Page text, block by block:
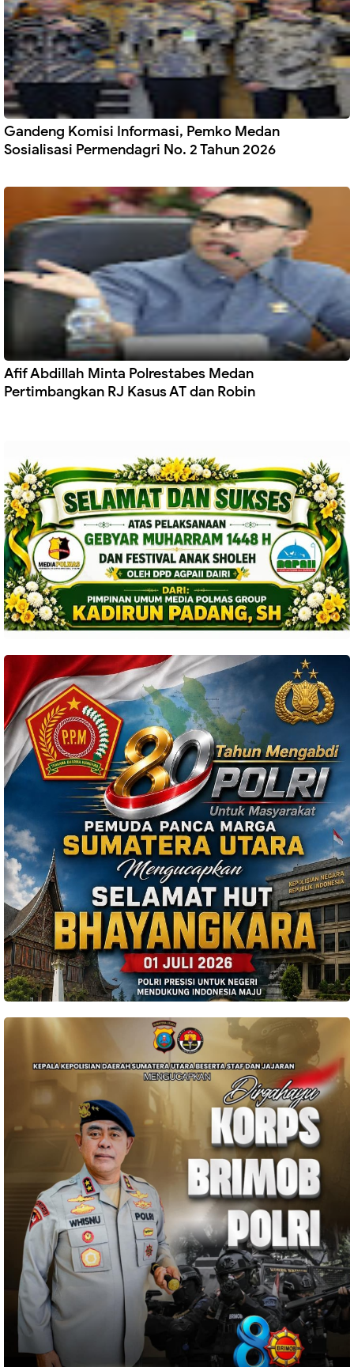
Gandeng Komisi Informasi, Pemko Medan
Sosialisasi Permendagri No. 2 Tahun 2026
Afif Abdillah Minta Polrestabes Medan
Pertimbangkan RJ Kasus AT dan Robin